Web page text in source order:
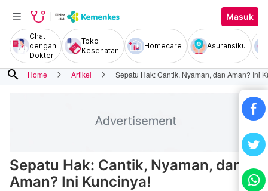
Masuk
Chat
dengan
Dokter
Toko
Kesehatan
Homecare Asuransiku
search Home Artikel Sepatu Hak: Cantik, Nyaman, dan Aman? Ini
Sepatu Hak: Cantik, Nyaman, dan
Aman? Ini Kuncinya!